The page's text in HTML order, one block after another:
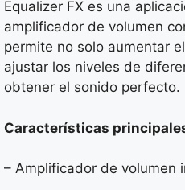
Equalizer FX es una
amplificador de volumen
permite no solo aumentar
ajustar los niveles de
obtener el sonido perfecto.
Características
– Amplificador de volumen